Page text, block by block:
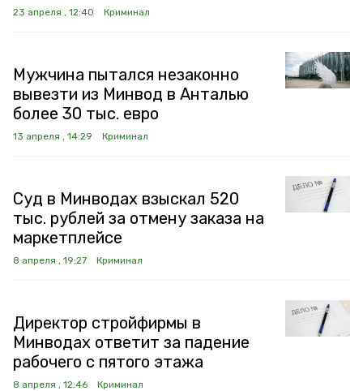
23 апреля , 12:40 Криминал
Мужчина пытался незаконно
вывезти из Минвод в Анталью
более 30 тыс. евро
13 апреля , 14:29 Криминал
Суд в Минводах взыскал 520
тыс. рублей за отмену заказа на
маркетплейсе
8 апреля , 19:27 Криминал
Директор стройфирмы в
Минводах ответит за падение
рабочего с пятого этажа
8 апреля , 12:46 Криминал